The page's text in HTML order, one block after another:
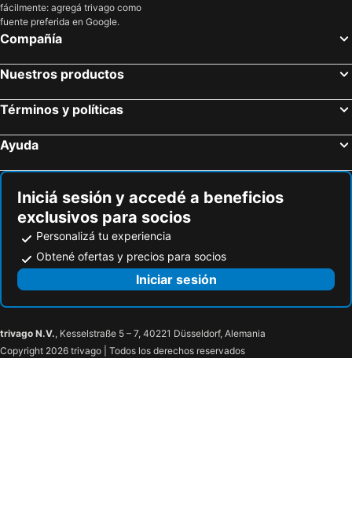
fácilmente: agregá trivago como
fuente preferida en Google.
Compañía
Nuestros productos
Términos y políticas
Ayuda
Iniciá sesión y accedé a beneficios
exclusivos para socios
Personalizá tu experiencia
Obtené ofertas y precios para socios
Iniciar sesión
trivago N.V., Kesselstraße 5 – 7, 40221 Düsseldorf, Alemania
Copyright 2026 trivago | Todos los derechos reservados